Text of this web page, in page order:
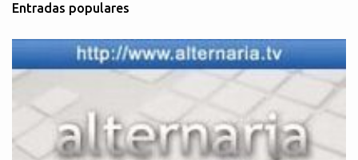
e
n
t
o
Entradas populares